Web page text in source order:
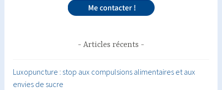
Articles récents
Luxopuncture : stop aux compulsions alimentaires et aux
envies de sucre